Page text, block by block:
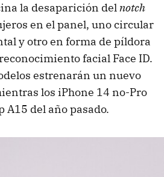
la desaparición delnotch
en el panel, uno circular
y otro en forma de píldora
facial Face ID.
estrenarán un nuevo
los iPhone 14 no-Pro
del año pasado.